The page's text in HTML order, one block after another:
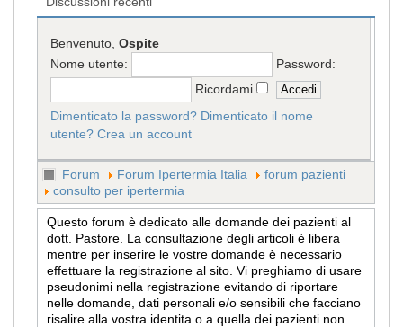
Benvenuto,Ospite
Nome utente:
Password:
Ricordami
Dimenticato la password? Dimenticato il nome
utente? Crea un account
Forum Forum Ipertermia Italia
forum pazienti
consulto per ipertermia
Questo forum è dedicato alle domande dei pazienti al
dott. Pastore. La consultazione degli articoli è libera
mentre per inserire le vostre domande è necessario
effettuare la registrazione al sito. Vi preghiamo di usare
pseudonimi nella registrazione evitando di riportare
nelle domande, dati personali e/o sensibili che facciano
risalire alla vostra identita o a quella dei pazienti non